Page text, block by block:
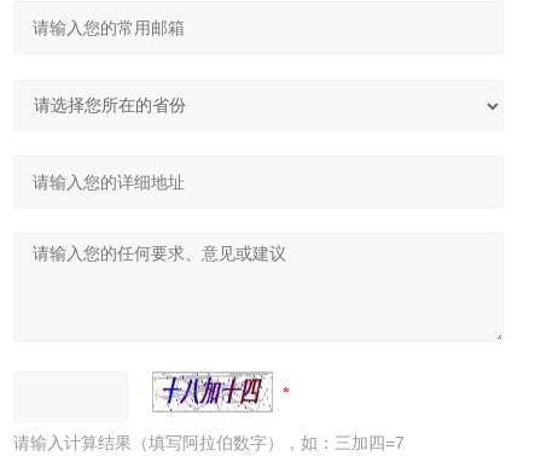
请输入计算结果（填写阿拉伯数字），如：三加四=7